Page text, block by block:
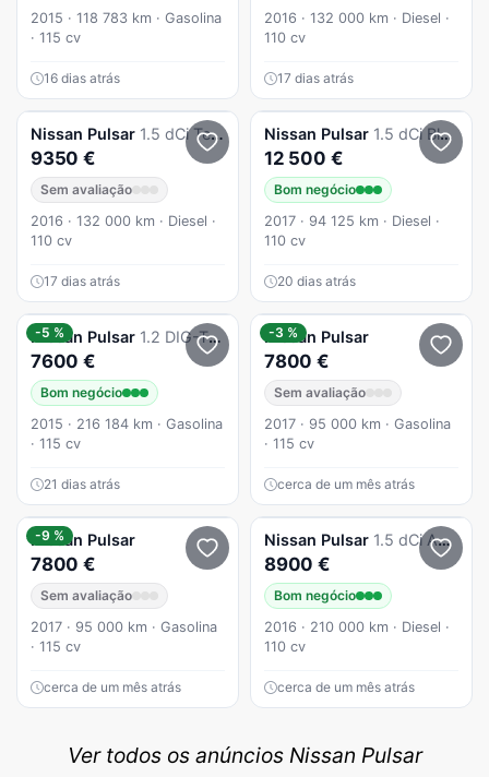
2015 · 118 783 km · Gasolina
· 115 cv
16 dias atrás
2016 · 132 000 km · Diesel ·
110 cv
17 dias atrás
Nissan Pulsar 1.5 dCi Tekna
9350 €
Sem avaliação
2016 · 132 000 km · Diesel ·
110 cv
17 dias atrás
Nissan Pulsar 1.5 dCi Black Edition
12 500 €
Bom negócio
2017 · 94 125 km · Diesel ·
110 cv
20 dias atrás
-5 %
Nissan Pulsar 1.2 DIG-T N-Tec
7600 €
Bom negócio
2015 · 216 184 km · Gasolina
· 115 cv
21 dias atrás
-3 %
Nissan Pulsar
7800 €
Sem avaliação
2017 · 95 000 km · Gasolina
· 115 cv
cerca de um mês atrás
-9 %
Nissan Pulsar
7800 €
Sem avaliação
2017 · 95 000 km · Gasolina
· 115 cv
cerca de um mês atrás
Nissan Pulsar 1.5 dCi Acenta
8900 €
Bom negócio
2016 · 210 000 km · Diesel ·
110 cv
cerca de um mês atrás
Ver todos os anúncios Nissan Pulsar